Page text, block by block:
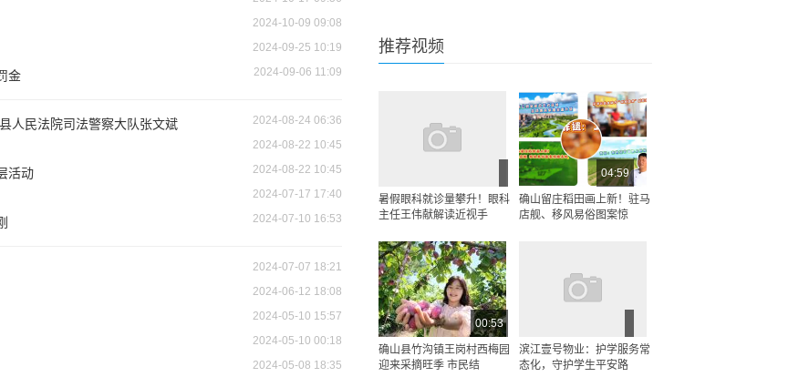
2024-10-09 09:08
2024-09-25 10:19
金 2024-09-06 11:09
人民法院司法警察大队张文斌 2024-08-24 06:36
2024-08-22 10:45
活动 2024-08-22 10:45
2024-07-17 17:40
2024-07-10 16:53
2024-07-07 18:21
2024-06-12 18:08
2024-05-10 15:57
2024-05-10 00:18
2024-05-08 18:35
推荐视频
暑假眼科就诊量攀升！眼科
主任王伟献解读近视手
04:59
确山留庄稻田画上新！驻马
店舰、移风易俗图案惊
00:53
确山县竹沟镇王岗村西梅园
迎来采摘旺季 市民结
滨江壹号物业：护学服务常
态化，守护学生平安路